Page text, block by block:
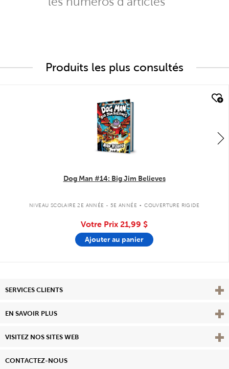
Produits les plus consultés
Dog Man #14: Big Jim Believes
NIVEAU SCOLAIRE 2E ANNÉE - 5E ANNÉE . COUVERTURE RIGIDE
Votre Prix 21,99 $
Ajouter au panier
SERVICES CLIENTS
EN SAVOIR PLUS View
VISITEZ NOS SITES WEB
CONTACTEZ-NOUS